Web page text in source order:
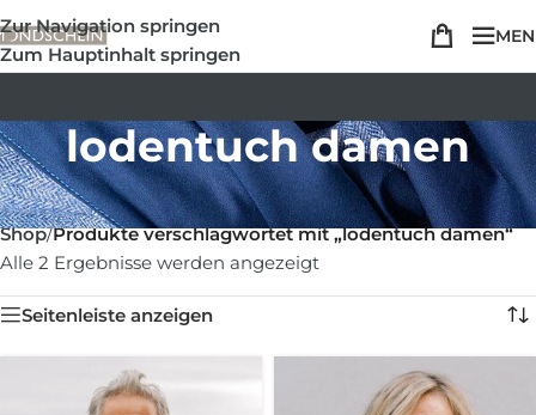
Zur Navigation springen
Zum Hauptinhalt springen
lodentuch damen
Shop/Produkte verschlagwortet mit „lodentuch damen“
Alle 2 Ergebnisse werden angezeigt
Seitenleiste anzeigen